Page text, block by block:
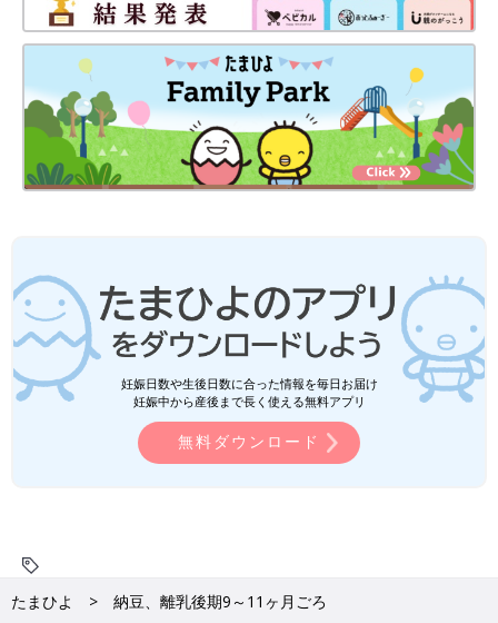
妊娠日数や生後日数に合った情報を毎日お届け
妊娠中から産後まで長く使える無料アプリ
無料ダウンロード
たまひよ 納豆、離乳後期9～11ヶ月ごろ